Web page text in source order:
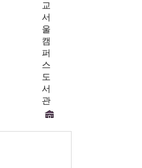
교
서
울
캠
퍼
스
도
서
관